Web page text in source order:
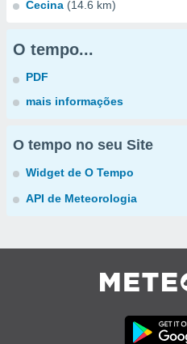
Cecina (14.6 km)
O tempo...
PDF
mais informações
O tempo no seu Site
Widget de O Tempo
API de Meteorologia